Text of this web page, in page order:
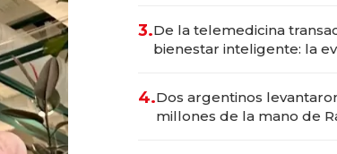
marcas "fast premium"
3.De la telemedicina
bienestar inteligente: la
4.Dos argentinos
millones de la mano de